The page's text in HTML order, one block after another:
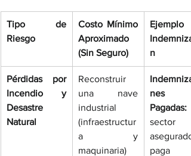
Tipo de
Riesgo
Costo Mínimo
Aproximado
(Sin Seguro)
n
Pérdidas por
Incendio y
Desastre
Natural
Reconstruir
una nave
industrial
(infraestructur
a y
maquinaria)
nes
Pagadas:
sector
asegurador
paga